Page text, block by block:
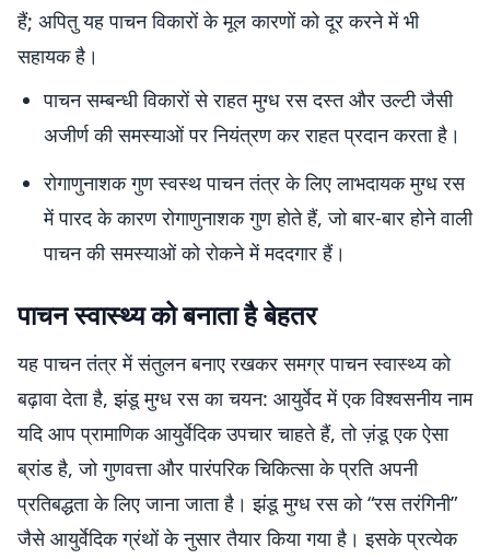
हैं; अपितु यह पाचन विकारों के मूल कारणों को दूर करने में भी
सहायक है।
पाचन सम्बन्धी विकारों से राहत मुग्ध रस दस्त और उल्टी जैसी
अजीर्ण की समस्याओं पर नियंत्रण कर राहत प्रदान करता है।
रोगाणुनाशक गुण स्वस्थ पाचन तंत्र के लिए लाभदायक मुग्ध रस
में पारद के कारण रोगाणुनाशक गुण होते हैं, जो बार-बार होने वाली
पाचन की समस्याओं को रोकने में मददगार हैं।
पाचन स्वास्थ्य को बनाता है बेहतर
यह पाचन तंत्र में संतुलन बनाए रखकर समग्र पाचन स्वास्थ्य को
बढ़ावा देता है, झंडू मुग्ध रस का चयन: आयुर्वेद में एक विश्वसनीय नाम
यदि आप प्रामाणिक आयुर्वेदिक उपचार चाहते हैं, तो ज़ंडू एक ऐसा
ब्रांड है, जो गुणवत्ता और पारंपरिक चिकित्सा के प्रति अपनी
प्रतिबद्धता के लिए जाना जाता है। झंडू मुग्ध रस को “रस तरंगिनी”
जैसे आयुर्वेदिक ग्रंथों के नुसार तैयार किया गया है। इसके प्रत्येक